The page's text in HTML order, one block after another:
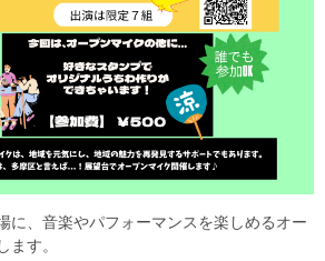
に、音楽やパフォーマンスを楽しめるオー
ます。